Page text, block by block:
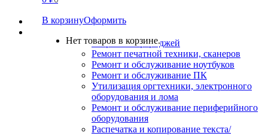
В корзинуОформить
Нет товаров в корзине.
О нас
Заправка картриджей
Ремонт печатной техники, сканеров
Ремонт и обслуживание ноутбуков
Ремонт и обслуживание ПК
Утилизация оргтехники, электронного
оборудования и лома
Ремонт и обслуживание периферийного
оборудования
Распечатка и копирование текста/